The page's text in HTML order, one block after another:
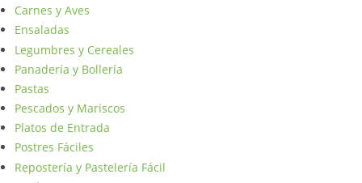
Carnes y Aves
Ensaladas
Legumbres y Cereales
Panadería y Bollería
Pastas
Pescados y Mariscos
Platos de Entrada
Postres Fáciles
Repostería y Pastelería Fácil